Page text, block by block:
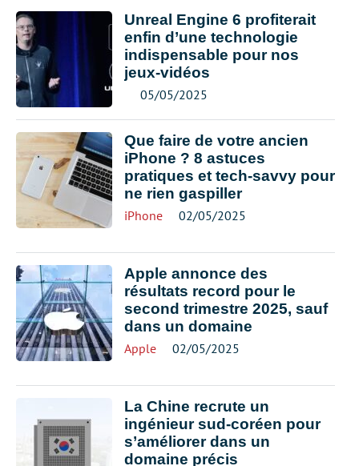
Unreal Engine 6 profiterait
enfin d’une technologie
indispensable pour nos
jeux-vidéos
05/05/2025
Que faire de votre ancien
iPhone ? 8 astuces
pratiques et tech-savvy pour
ne rien gaspiller
iPhone 02/05/2025
Apple annonce des
résultats record pour le
second trimestre 2025, sauf
dans un domaine
Apple 02/05/2025
La Chine recrute un
ingénieur sud-coréen pour
s’améliorer dans un
domaine précis